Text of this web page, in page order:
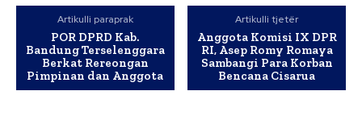
Artikulli paraprak
POR DPRD Kab.
Bandung Terselenggara
Berkat Rereongan
Pimpinan dan Anggota
Artikulli tjetër
Anggota Komisi IX DPR
RI, Asep Romy Romaya
Sambangi Para Korban
Bencana Cisarua